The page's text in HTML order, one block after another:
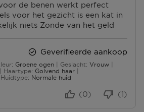
de benen werkt perfect
voor het gezicht is een kat in
niets Zonde van het geld
Groene ogen Geslacht
Vrouw
Haartype
Golvend haar
Huidtype Normale huid
Geverifieerde aankoop
(1)
(0)